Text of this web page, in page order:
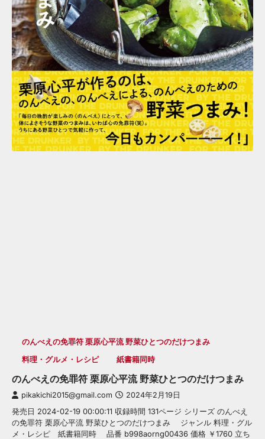
のんべえの免罪符 栗原心平流 野菜ひとつのだけつまみ
料理・グルメ・レシピ
紙書籍同時
のんべえの免罪符 栗原心平流 野菜ひとつのだけつまみ
pikakichi2015@gmail.com 2024年2月19日
発売日 2024-02-19 00:00:11 収録時間 131ページ シリーズ のんべえ
の免罪符 栗原心平流 野菜ひとつのだけつまみ ジャンル 料理・グル
メ・レシピ 紙書籍同時 品番 b998aorng00436 価格 ￥1760 立ち